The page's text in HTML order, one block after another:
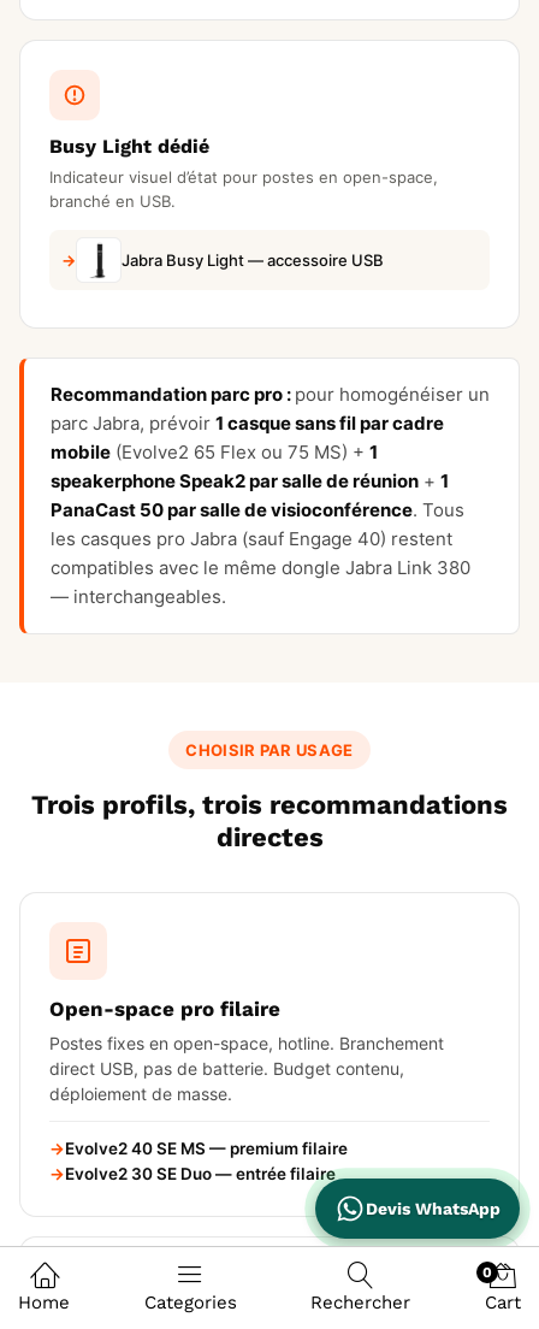
Busy Light dédié
Indicateur visuel d’état pour postes en open-space,
branché en USB.
Jabra Busy Light — accessoire USB
Recommandation parc pro : pour homogénéiser un
parc Jabra, prévoir 1 casque sans fil par cadre
mobile (Evolve2 65 Flex ou 75 MS) + 1
speakerphone Speak2 par salle de réunion + 1
PanaCast 50 par salle de visioconférence. Tous
les casques pro Jabra (sauf Engage 40) restent
compatibles avec le même dongle Jabra Link 380
— interchangeables.
CHOISIR PAR USAGE
Trois profils, trois recommandations
directes
Open-space pro filaire
Postes fixes en open-space, hotline. Branchement
direct USB, pas de batterie. Budget contenu,
déploiement de masse.
Evolve2 40 SE MS — premium filaire
Evolve2 30 SE Duo — entrée filaire
Home Categories Rechercher
0
Cart
Devis WhatsApp